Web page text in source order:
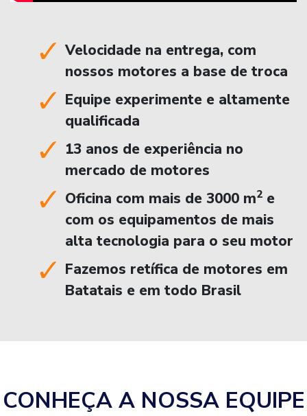
Velocidade na entrega, com
nossos motores a base de troca
Equipe experimente e altamente
qualificada
13 anos de experiência no
mercado de motores
Oficina com mais de 3000 m2 e
com os equipamentos de mais
alta tecnologia para o seu motor
Fazemos retífica de motores em
Batatais e em todo Brasil
CONHEÇA A NOSSA EQUIPE